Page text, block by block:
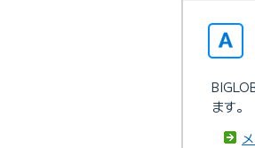
ます。